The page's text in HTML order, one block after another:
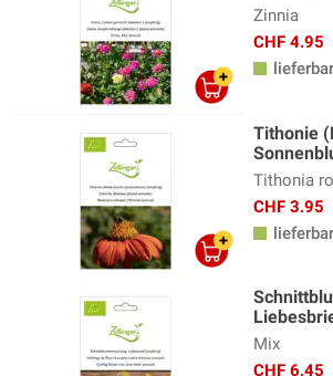
Zinnia
CHF 4.95
lieferbar
Tithonie
Tithonia
CHF 3.95
lieferbar
Mix
CHF 6.45